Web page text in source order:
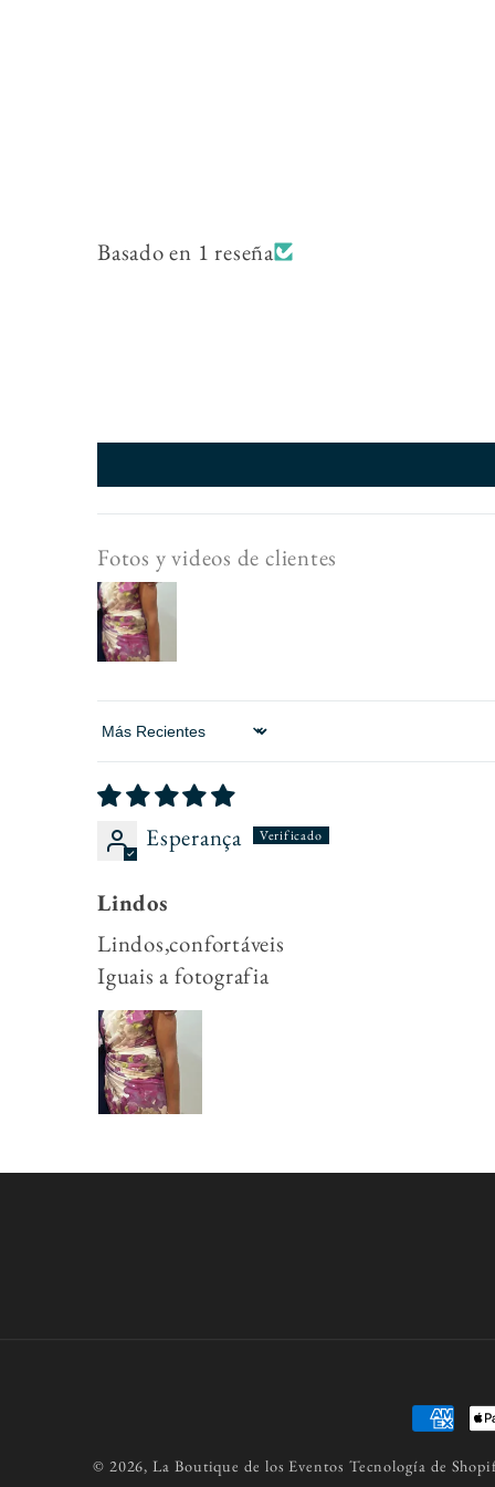
Basado en 1 reseña
Fotos y videos de clientes
Sort by
Esperança
Lindos
Lindos,confortáveis
Iguais a fotografia
Formas
de
© 2026,La Boutique de los Eventos Tecnología de